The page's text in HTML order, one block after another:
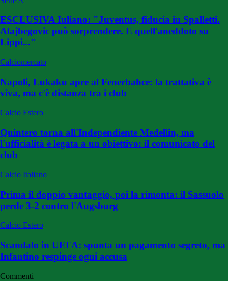
ESCLUSIVA Iuliano: "Juventus, fiducia in Spalletti.
Alajbegovic può sorprendere. E quell'aneddoto su
Lippi..."
Calciomercato
Napoli, Lukaku apre al Fenerbahce: la trattativa è
viva, ma c'è distanza tra i club
Calcio Estero
Quintero torna all'Independiente Medellin, ma
l'ufficialità è legata a un obiettivo: il comunicato del
club
Calcio Italiano
Prima il doppio vantaggio, poi la rimonta: il Sassuolo
perde 3-2 contro l'Augsburg
Calcio Estero
Scandalo in UEFA: spunta un pagamento segreto, ma
Infantino respinge ogni accusa
Commenti